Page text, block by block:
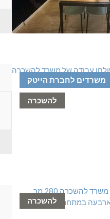
משרדים לחברת הייטק
להשכרה
להשכרה